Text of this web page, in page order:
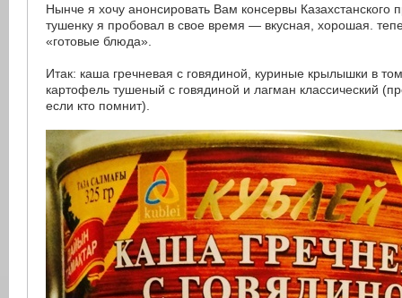
Нынче я хочу анонсировать Вам консервы Казахстанского
тушенку я пробовал в свое время — вкусная, хорошая.
«готовые блюда».
Итак: каша гречневая с говядиной, куриные крылышки в
картофель тушеный с говядиной и лагман классический
если кто помнит).